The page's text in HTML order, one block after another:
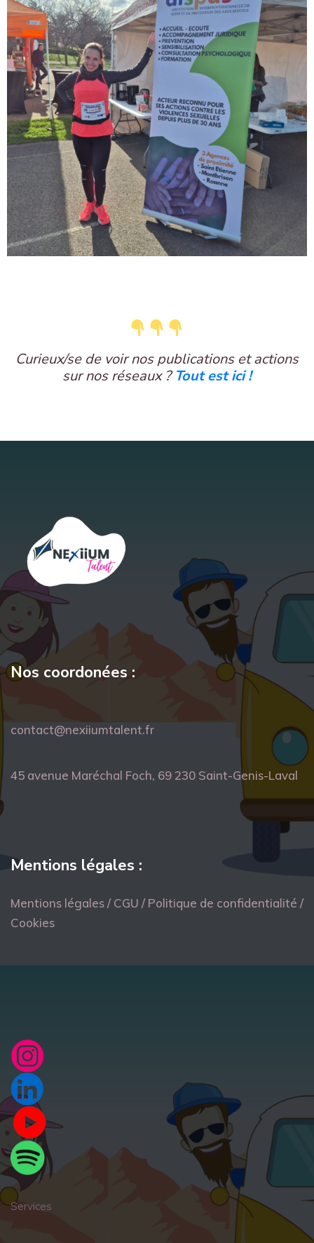
Curieux/se de voir nos publications et actions
sur nos réseaux ?Tout est ici !
Nos coordonées :
contact@nexiiumtalent.fr
45 avenue Maréchal Foch, 69 230 Saint-Genis-Laval
Mentions légales :
Mentions légales / CGU / Politique de confidentialité /
Cookies
Services